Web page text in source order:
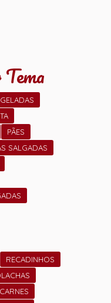
PÃES
SALGADAS
RECADINHOS
CARNES